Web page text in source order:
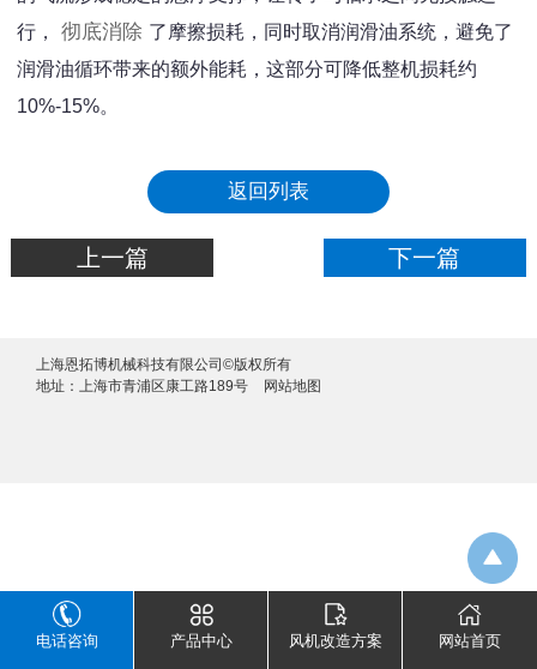
行，
彻底消除 了摩擦损耗，同时取消润滑油系统，避免了
润滑油循环带来的额外能耗，这部分可降低整机损耗约
10%-15%。
返回列表
上一篇 下一篇
上海恩拓博机械科技有限公司©版权所有
地址：上海市青浦区康工路189号
网站地图
电话咨询 产品中心 风机改造方案 网站首页